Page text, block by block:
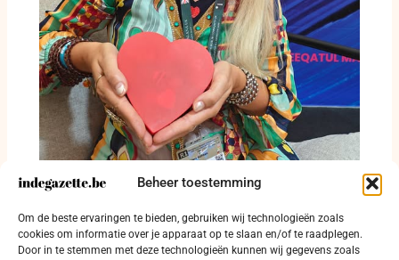
Beheer toestemming
Om de beste ervaringen te bieden, gebruiken wij technologieën zoals
cookies om informatie over je apparaat op te slaan en/of te raadplegen.
Door in te stemmen met deze technologieën kunnen wij gegevens zoals
Van één koffer naar één miljoen hartjes:
Patricia Haveman weigert weg te kijken
24 juli 2026